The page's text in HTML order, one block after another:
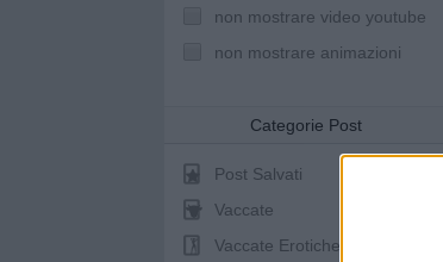
non mostrare video youtube
non mostrare animazioni
Categorie Post
Post Salvati
Vaccate
Vaccate Erotiche